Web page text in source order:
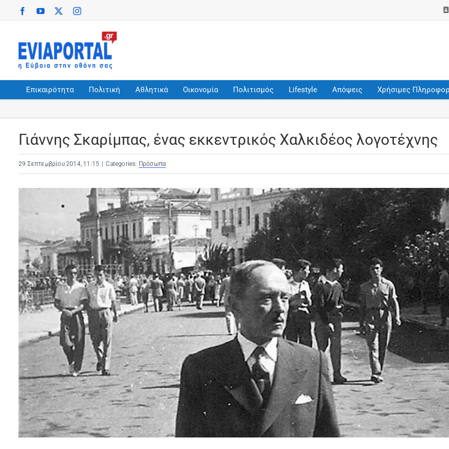
to
Facebook
(opens in a new tab)
YouTube
(opens in a new tab)
(opens in a new tab)
Instagram
(opens in a new tab)
Επικαιρότητα Πολιτική Αθλητικά Οικονομία Πολιτισμός Lifestyle Απόψεις Χρήσιμες
Γιάννης Σκαρίμπας, ένας εκκεντρικός Χαλκιδέος λογοτέχνης
29 Σεπτεμβρίου 2014, 11:15 Categories: Πρόσωπα